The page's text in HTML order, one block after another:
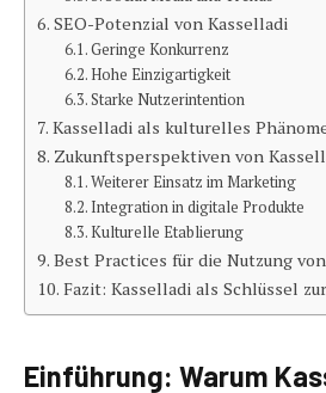
SEO-Potenzial von Kasselladi
Geringe Konkurrenz
Hohe Einzigartigkeit
Starke Nutzerintention
Kasselladi als kulturelles
Zukunftsperspektiven von
Weiterer Einsatz im Marketing
Integration in digitale Produkte
Kulturelle Etablierung
Best Practices für die Nutzung
Fazit: Kasselladi als Schlüssel
Einführung: Warum